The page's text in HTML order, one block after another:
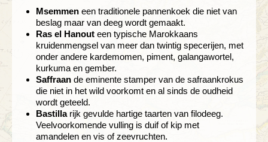
Msemmen een traditionele pannenkoek die niet van
beslag maar van deeg wordt gemaakt.
Ras el Hanout een typische Marokkaans
kruidenmengsel van meer dan twintig specerijen, met
onder andere kardemomen, piment, galangawortel,
kurkuma en gember.
Saffraan de eminente stamper van de safraankrokus
die niet in het wild voorkomt en al sinds de oudheid
wordt geteeld.
Bastilla rijk gevulde hartige taarten van filodeeg.
Veelvoorkomende vulling is duif of kip met
amandelen en vis of zeevruchten.